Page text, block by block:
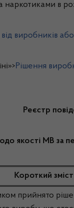
в
виробників
Рішення
Реєстр
якості МВ за
Короткий
прийнято